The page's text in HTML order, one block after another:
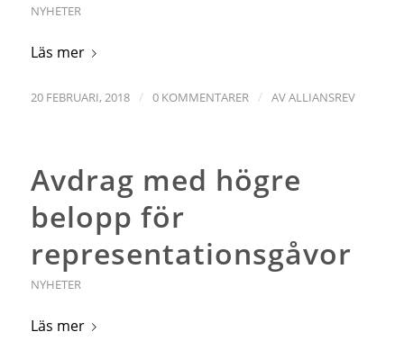
NYHETER
Läs mer
20 FEBRUARI, 2018 / 0 KOMMENTARER / AVALLIANSREV
Avdrag med högre
belopp för
representationsgåvor
NYHETER
Läs mer